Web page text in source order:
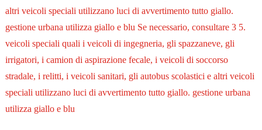
altri veicoli speciali utilizzano luci di avvertimento tutto giallo.
gestione urbana utilizza giallo e blu Se necessario, consultare 3 5.
veicoli speciali quali i veicoli di ingegneria, gli spazzaneve, gli
irrigatori, i camion di aspirazione fecale, i veicoli di soccorso
stradale, i relitti, i veicoli sanitari, gli autobus scolastici e altri veicoli
speciali utilizzano luci di avvertimento tutto giallo. gestione urbana
utilizza giallo e blu